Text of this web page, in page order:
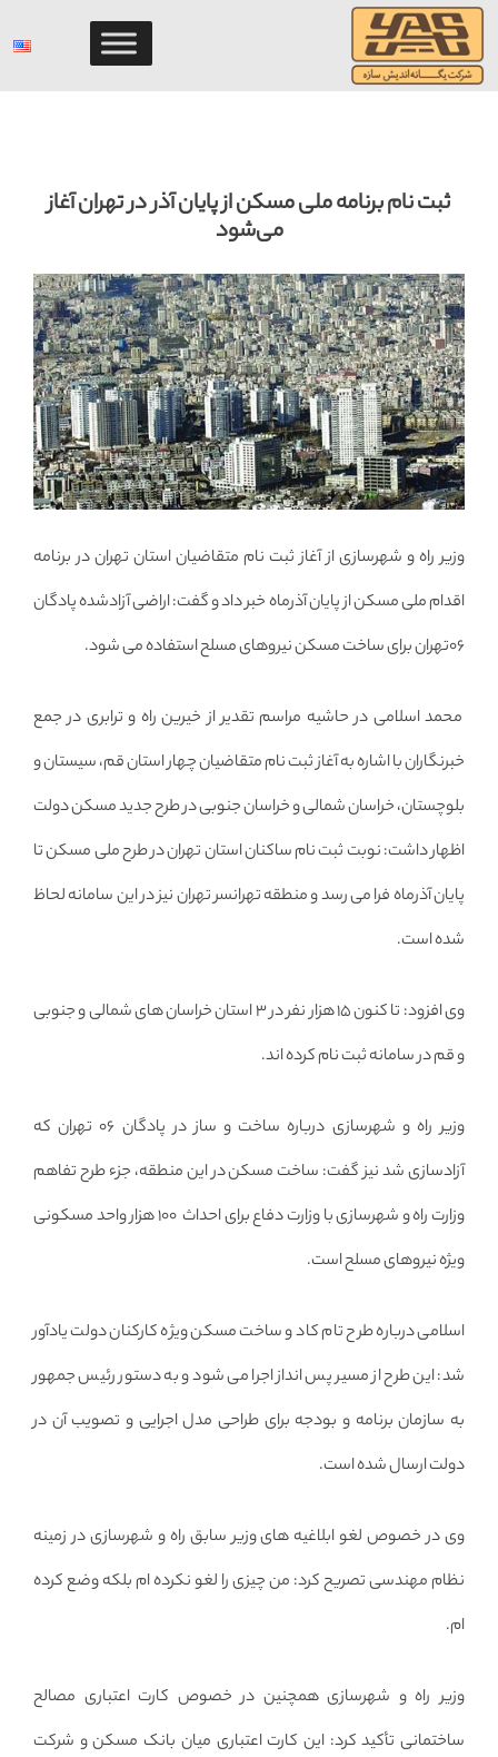
Skip
content
ثبت نام برنامه ملی مسکن از پایان آذر در تهران آغاز
می‌شود
وزیر راه و شهرسازی از آغاز ثبت نام متقاضیان استان تهران در برنامه
اقدام ملی مسکن از پایان آذرماه خبر داد و گفت: اراضی آزادشده پادگان
۰۶تهران برای ساخت مسکن نیروهای مسلح استفاده می شود.
محمد اسلامی در حاشیه مراسم تقدیر از خیرین راه و ترابری در جمع
خبرنگاران با اشاره به آغاز ثبت نام متقاضیان چهار استان قم، سیستان و
بلوچستان، خراسان شمالی و خراسان جنوبی در طرح جدید مسکن دولت
اظهار داشت: نوبت ثبت نام ساکنان استان تهران در طرح ملی مسکن تا
پایان آذرماه فرا می رسد و منطقه تهرانسر تهران نیز در این سامانه لحاظ
شده است.
وی افزود: تا کنون ۱۵ هزار نفر در ۳ استان خراسان های شمالی و جنوبی
و قم در سامانه ثبت نام کرده اند.
وزیر راه و شهرسازی درباره ساخت و ساز در پادگان ۰۶ تهران که
آزادسازی شد نیز گفت: ساخت مسکن در این منطقه، جزء طرح تفاهم
وزارت راه و شهرسازی با وزارت دفاع برای احداث ۱۰۰ هزار واحد مسکونی
ویژه نیروهای مسلح است.
اسلامی درباره طرح تام کاد و ساخت مسکن ویژه کارکنان دولت یادآور
شد: این طرح از مسیر پس انداز اجرا می شود و به دستور رئیس جمهور
به سازمان برنامه و بودجه برای طراحی مدل اجرایی و تصویب آن در
دولت ارسال شده است.
وی در خصوص لغو ابلاغیه های وزیر سابق راه و شهرسازی در زمینه
نظام مهندسی تصریح کرد: من چیزی را لغو نکرده ام بلکه وضع کرده
ام.
وزیر راه و شهرسازی همچنین در خصوص کارت اعتباری مصالح
ساختمانی تأکید کرد: این کارت اعتباری میان بانک مسکن و شرکت